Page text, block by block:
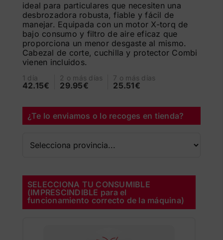
ideal para particulares que necesiten una
desbrozadora robusta, fiable y fácil de
manejar. Equipada con un motor X-torq de
bajo consumo y filtro de aire eficaz que
proporciona un menor desgaste al mismo.
Cabezal de corte, cuchilla y protector Combi
vienen incluidos.
1 día
42.15€
2 o más días
29.95€
7 o más días
25.51€
¿Te lo enviamos o lo recoges en tienda?
SELECCIONA TU CONSUMIBLE
(IMPRESCINDIBLE para el
funcionamiento correcto de la máquina)